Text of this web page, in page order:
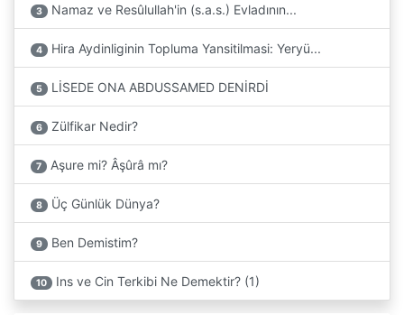
3 Namaz ve Resûlullah'in (s.a.s.) Evladının...
4 Hira Aydinliginin Topluma Yansitilmasi: Yeryü...
5 LİSEDE ONA ABDUSSAMED DENİRDİ
6 Zülfikar Nedir?
7 Aşure mi? Âşûrâ mı?
8 Üç Günlük Dünya?
9 Ben Demistim?
10 Ins ve Cin Terkibi Ne Demektir? (1)